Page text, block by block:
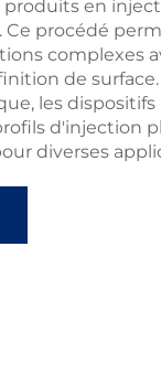
produits en
Ce procédé
complexes
de
les
d'injection
diverses